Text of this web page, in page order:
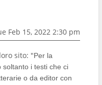
Feb 15, 2022 2:30 pm
sito: " Per la
soltanto i testi che ci
o da editor con